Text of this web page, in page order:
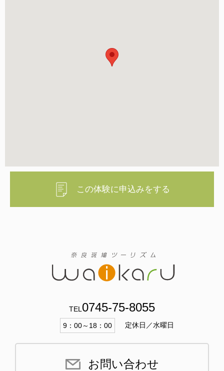
この体験に申込みをする
TEL 0745-75-8055
9：00～18：00 定休日／水曜日
お問い合わせ